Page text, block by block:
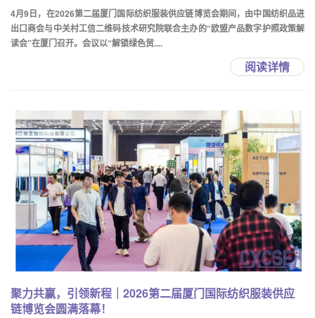
4月9日，在2026第二届厦门国际纺织服装供应链博览会期间，由中国纺织品进
出口商会与中关村工信二维码技术研究院联合主办的“欧盟产品数字护照政策解
读会”在厦门召开。会议以“解锁绿色贸....
阅读详情
聚力共赢，引领新程｜2026第二届厦门国际纺织服装供应
链博览会圆满落幕！